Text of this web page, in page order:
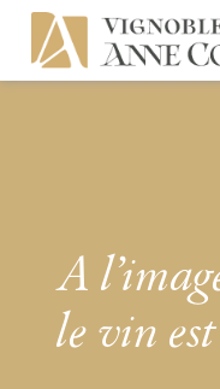
A
le vin est